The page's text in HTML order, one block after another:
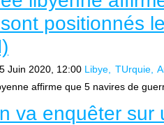
positionnés
Juin 2020, 12:00 Libye TUrquie
affirme que 5 navires de
va enquêter sur